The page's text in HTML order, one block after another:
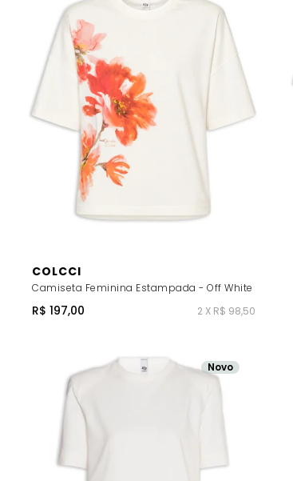
COLCCI
Camiseta Feminina Estampada - Off White
R$ 197,00 2 X R$ 98,50
Novo